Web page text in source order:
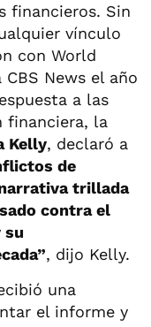
financieros. Sin
vínculo
con World
News el año
a las
financiera, la
Kelly, declaró a
de
trillada
contra el
su
, dijo Kelly.
una
el informe y